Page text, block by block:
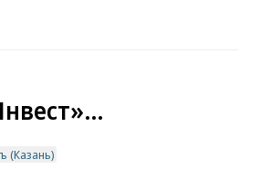
(Казань)